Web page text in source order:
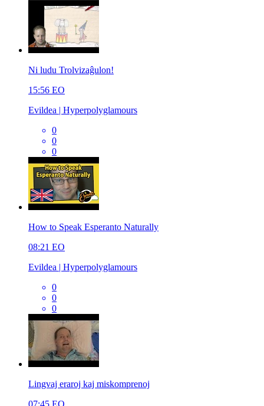
Ni ludu Trolvizaĝulon!
15:56 EO
Evildea | Hyperpolyglamours
0
0
0
How to Speak Esperanto Naturally
08:21 EO
Evildea | Hyperpolyglamours
0
0
0
Lingvaj eraroj kaj miskomprenoj
07:45 EO